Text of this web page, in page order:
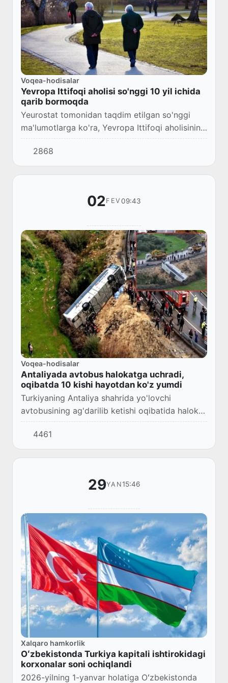
Voqea-hodisalar
Yevropa Ittifoqi aholisi so'nggi 10 yil ichida
qarib bormoqda
Yeurostat tomonidan taqdim etilgan so'nggi
ma'lumotlarga ko'ra, Yevropa Ittifoqi aholisining
yarmi 44,9 yoshdan oshgan, qolgan yarmi esa
bu yoshdan kichik.
2868
02FEV 09:43
Voqea-hodisalar
Antaliyada avtobus halokatga uchradi,
oqibatda 10 kishi hayotdan ko'z yumdi
Turkiyaning Antaliya shahrida yo'lovchi
avtobusining ag'darilib ketishi oqibatida halok
bo'lganlar soni 10 nafarga yetdi.
4461
29YAN15:46
Xalqaro hamkorlik
Oʻzbekistonda Turkiya kapitali ishtirokidagi
korxonalar soni ochiqlandi
2026-yilning 1-yanvar holatiga Oʻzbekistonda